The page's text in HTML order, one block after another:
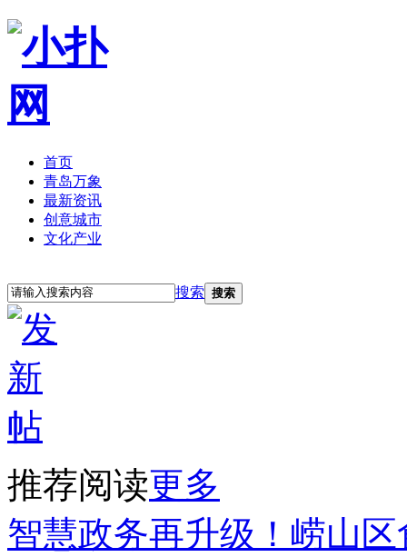
首页
青岛万象
最新资讯
创意城市
文化产业
搜索 搜索
推荐阅读更多
智慧政务再升级！崂山